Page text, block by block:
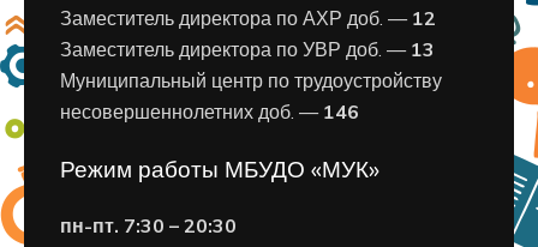
Заместитель директора по АХР доб. — 12
Заместитель директора по УВР доб. — 13
Муниципальный центр по трудоустройству
несовершеннолетних доб. — 146
Режим работы МБУДО «МУК»
пн-пт. 7:30 – 20:30